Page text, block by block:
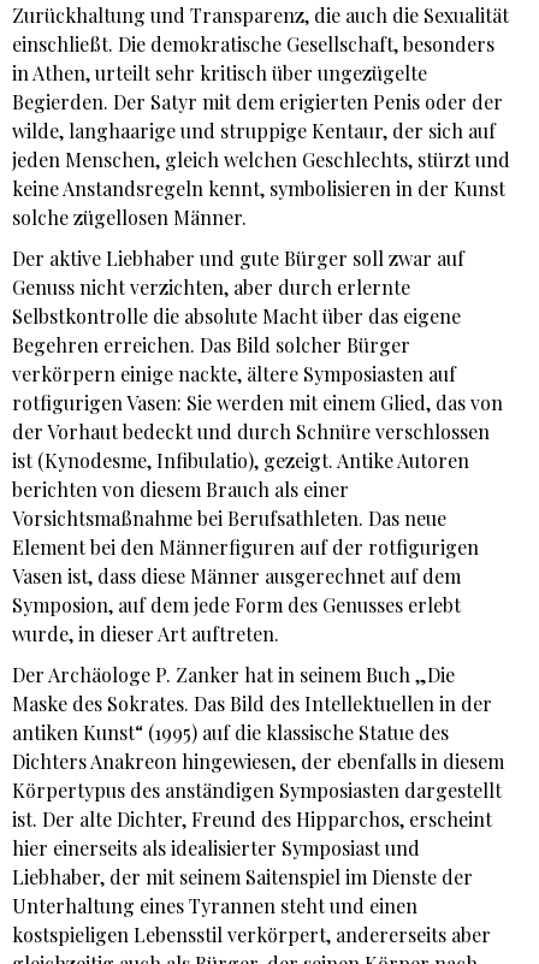
Zurückhaltung und Transparenz, die auch die Sexualität
einschließt. Die demokratische Gesellschaft, besonders
in Athen, urteilt sehr kritisch über ungezügelte
Begierden. Der Satyr mit dem erigierten Penis oder der
wilde, langhaarige und struppige Kentaur, der sich auf
jeden Menschen, gleich welchen Geschlechts, stürzt und
keine Anstandsregeln kennt, symbolisieren in der Kunst
solche zügellosen Männer.
Der aktive Liebhaber und gute Bürger soll zwar auf
Genuss nicht verzichten, aber durch erlernte
Selbstkontrolle die absolute Macht über das eigene
Begehren erreichen. Das Bild solcher Bürger
verkörpern einige nackte, ältere Symposiasten auf
rotfigurigen Vasen: Sie werden mit einem Glied, das von
der Vorhaut bedeckt und durch Schnüre verschlossen
ist (Kynodesme, Infibulatio), gezeigt. Antike Autoren
berichten von diesem Brauch als einer
Vorsichtsmaßnahme bei Berufsathleten. Das neue
Element bei den Männerfiguren auf der rotfigurigen
Vasen ist, dass diese Männer ausgerechnet auf dem
Symposion, auf dem jede Form des Genusses erlebt
wurde, in dieser Art auftreten.
Der Archäologe P. Zanker hat in seinem Buch „Die
Maske des Sokrates. Das Bild des Intellektuellen in der
antiken Kunst“ (1995) auf die klassische Statue des
Dichters Anakreon hingewiesen, der ebenfalls in diesem
Körpertypus des anständigen Symposiasten dargestellt
ist. Der alte Dichter, Freund des Hipparchos, erscheint
hier einerseits als idealisierter Symposiast und
Liebhaber, der mit seinem Saitenspiel im Dienste der
Unterhaltung eines Tyrannen steht und einen
kostspieligen Lebensstil verkörpert, andererseits aber